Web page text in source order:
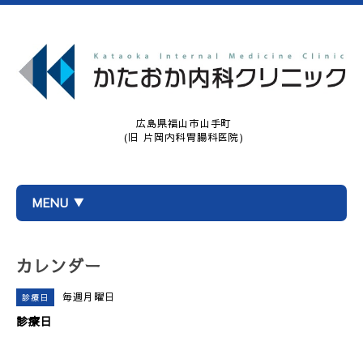
広島県福山市山手町
(旧 片岡内科胃腸科医院)
MENU ▼
カレンダー
診療日 毎週月曜日
診療日